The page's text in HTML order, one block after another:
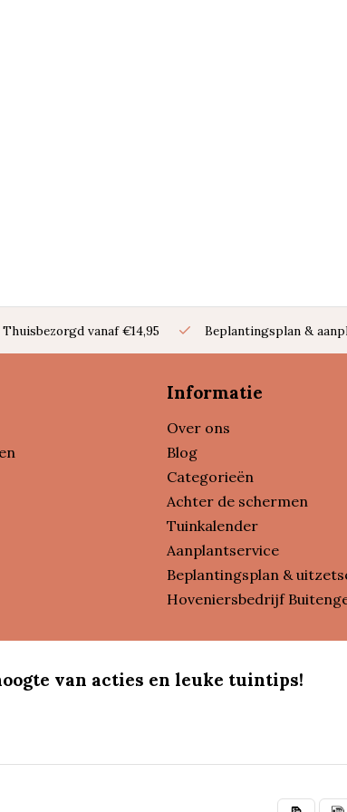
Thuisbezorgd vanaf €14,95 Beplantingsplan &
Informatie
Over ons
Blog
Categorieën
Achter de schermen
Tuinkalender
Aanplantservice
Beplantingsplan &
Hoveniersbedrijf
van acties en leuke tuintips!